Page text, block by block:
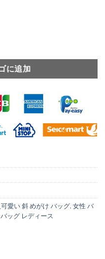
に追加
愛い 斜 めがけ バッグ, 女性 バ
ッグ レディース